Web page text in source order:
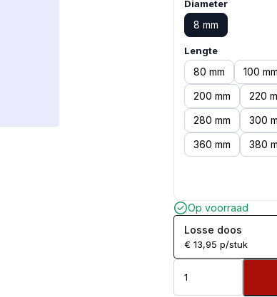
Diameter
8 mm
Lengte
80 mm 100 mm
200 mm
220
280 mm
300
360 mm
380
Op voorraad
Losse doos
€ 13,95 p/stuk